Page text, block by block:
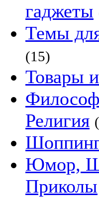
гаджеты
Темы
(15)
Товары
Религия
Юмор,
Приколы